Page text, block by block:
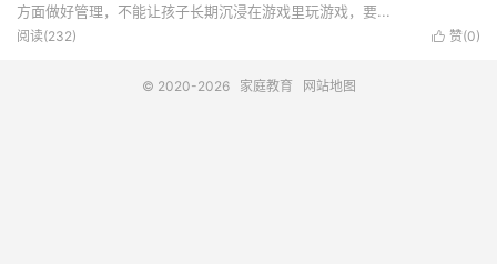
方面做好管理，不能让孩子长期沉浸在游戏里玩游戏，要...
 赞(0)
阅读(232)
© 2020-2026 家庭教育 网站地图